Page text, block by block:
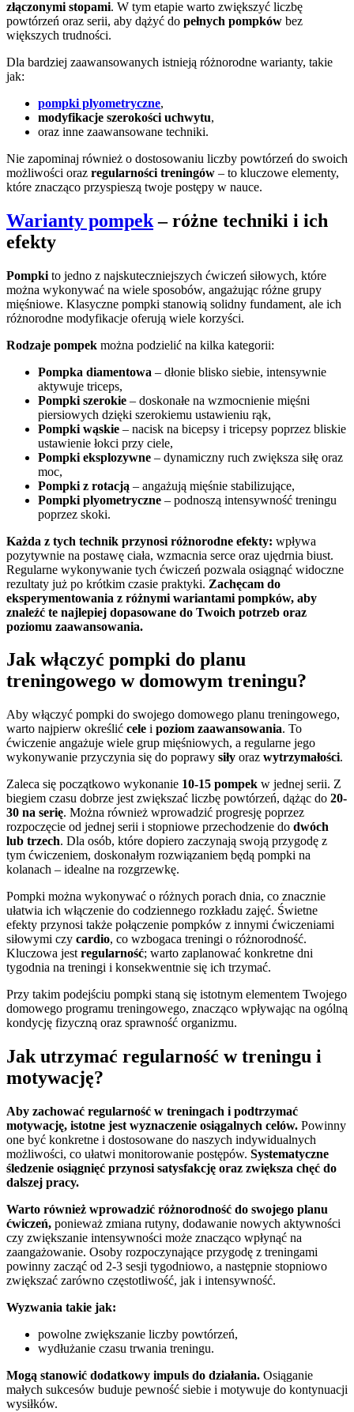
złączonymi stopami. W tym etapie warto zwiększyć liczbę
powtórzeń oraz serii, aby dążyć do pełnych pompków bez
większych trudności.
Dla bardziej zaawansowanych istnieją różnorodne warianty, takie
jak:
pompki plyometryczne,
modyfikacje szerokości uchwytu,
oraz inne zaawansowane techniki.
Nie zapominaj również o dostosowaniu liczby powtórzeń do swoich
możliwości oraz regularności treningów – to kluczowe elementy,
które znacząco przyspieszą twoje postępy w nauce.
Warianty pompek– różne techniki i ich
efekty
Pompki to jedno z najskuteczniejszych ćwiczeń siłowych, które
można wykonywać na wiele sposobów, angażując różne grupy
mięśniowe. Klasyczne pompki stanowią solidny fundament, ale ich
różnorodne modyfikacje oferują wiele korzyści.
Rodzaje pompek można podzielić na kilka kategorii:
Pompka diamentowa – dłonie blisko siebie, intensywnie
aktywuje triceps,
Pompki szerokie – doskonałe na wzmocnienie mięśni
piersiowych dzięki szerokiemu ustawieniu rąk,
Pompki wąskie – nacisk na bicepsy i tricepsy poprzez bliskie
ustawienie łokci przy ciele,
Pompki eksplozywne – dynamiczny ruch zwiększa siłę oraz
moc,
Pompki z rotacją – angażują mięśnie stabilizujące,
Pompki plyometryczne – podnoszą intensywność treningu
poprzez skoki.
Każda z tych technik przynosi różnorodne efekty: wpływa
pozytywnie na postawę ciała, wzmacnia serce oraz ujędrnia biust.
Regularne wykonywanie tych ćwiczeń pozwala osiągnąć widoczne
rezultaty już po krótkim czasie praktyki. Zachęcam do
eksperymentowania z różnymi wariantami pompków, aby
znaleźć te najlepiej dopasowane do Twoich potrzeb oraz
poziomu zaawansowania.
Jak włączyć pompki do planu
treningowego w domowym treningu?
Aby włączyć pompki do swojego domowego planu treningowego,
warto najpierw określić cele i poziom zaawansowania. To
ćwiczenie angażuje wiele grup mięśniowych, a regularne jego
wykonywanie przyczynia się do poprawy siły oraz wytrzymałości.
Zaleca się początkowo wykonanie 10-15 pompek w jednej serii. Z
biegiem czasu dobrze jest zwiększać liczbę powtórzeń, dążąc do 20-
30 na serię. Można również wprowadzić progresję poprzez
rozpoczęcie od jednej serii i stopniowe przechodzenie do dwóch
lub trzech. Dla osób, które dopiero zaczynają swoją przygodę z
tym ćwiczeniem, doskonałym rozwiązaniem będą pompki na
kolanach – idealne na rozgrzewkę.
Pompki można wykonywać o różnych porach dnia, co znacznie
ułatwia ich włączenie do codziennego rozkładu zajęć. Świetne
efekty przynosi także połączenie pompków z innymi ćwiczeniami
siłowymi czy cardio, co wzbogaca treningi o różnorodność.
Kluczowa jest regularność; warto zaplanować konkretne dni
tygodnia na treningi i konsekwentnie się ich trzymać.
Przy takim podejściu pompki staną się istotnym elementem Twojego
domowego programu treningowego, znacząco wpływając na ogólną
kondycję fizyczną oraz sprawność organizmu.
Jak utrzymać regularność w treningu i
motywację?
Aby zachować regularność w treningach i podtrzymać
motywację, istotne jest wyznaczenie osiągalnych celów. Powinny
one być konkretne i dostosowane do naszych indywidualnych
możliwości, co ułatwi monitorowanie postępów. Systematyczne
śledzenie osiągnięć przynosi satysfakcję oraz zwiększa chęć do
dalszej pracy.
Warto również wprowadzić różnorodność do swojego planu
ćwiczeń, ponieważ zmiana rutyny, dodawanie nowych aktywności
czy zwiększanie intensywności może znacząco wpłynąć na
zaangażowanie. Osoby rozpoczynające przygodę z treningami
powinny zacząć od 2-3 sesji tygodniowo, a następnie stopniowo
zwiększać zarówno częstotliwość, jak i intensywność.
Wyzwania takie jak:
powolne zwiększanie liczby powtórzeń,
wydłużanie czasu trwania treningu.
Mogą stanowić dodatkowy impuls do działania. Osiąganie
małych sukcesów buduje pewność siebie i motywuje do kontynuacji
wysiłków.